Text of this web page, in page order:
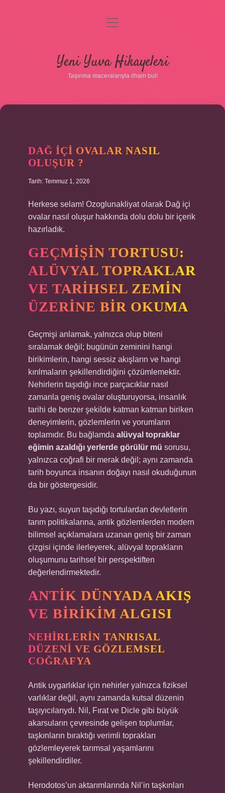
Gizlilik Politikası
Hakkımızda
menüyü
Yeni Yuva Hikayeleri
Taşınma maceralarıyla ilham bul!
DAĞ IÇI OVALAR NASIL
OLUŞUR ?
Tarih: Temmuz 1, 2026
Herkese selam! Ozoglunakliyat olarak Dağ içi
ovalar nasıl oluşur hakkında dolu dolu bir içerik
hazırladık.
GEÇMIŞIN TORTUSU:
ALÜVYAL TOPRAKLAR
VE TARIHSEL ZEMIN
ÜZERINE BIR OKUMA
Geçmişi anlamak, yalnızca olup biteni
sıralamak değil; bugünün zeminini hangi
birikimlerin, hangi sessiz akışların ve hangi
kırılmaların şekillendirdiğini çözümlemektir.
Nehirlerin taşıdığı ince parçacıklar nasıl
zamanla geniş ovalar oluşturuyorsa, insanlık
tarihi de benzer şekilde katman katman biriken
deneyimlerin, gözlemlerin ve yorumların
toplamıdır. Bu bağlamda alüvyal topraklar
eğimin azaldığı yerlerde görülür mü sorusu,
yalnızca coğrafi bir merak değil; aynı zamanda
tarih boyunca insanın doğayı nasıl okuduğunun
da bir göstergesidir.
Bu yazı, suyun taşıdığı tortulardan devletlerin
tarım politikalarına, antik gözlemlerden modern
bilimsel açıklamalara uzanan geniş bir zaman
çizgisi içinde ilerleyerek, alüvyal toprakların
oluşumunu tarihsel bir perspektiften
değerlendirmektedir.
ANTIK DÜNYADA AKIŞ
VE BIRIKIM ALGISI
NEHIRLERIN TANRISAL
DÜZENI VE GÖZLEMSEL
COĞRAFYA
Antik uygarlıklar için nehirler yalnızca fiziksel
varlıklar değil, aynı zamanda kutsal düzenin
taşıyıcılarıydı. Nil, Fırat ve Dicle gibi büyük
akarsuların çevresinde gelişen toplumlar,
taşkınların bıraktığı verimli toprakları
gözlemleyerek tarımsal yaşamlarını
şekillendirdiler.
Herodotos’un aktarımlarında Nil’in taşkınları